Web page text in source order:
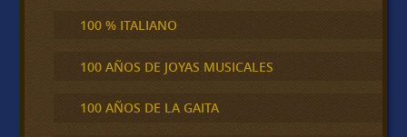
100 % ITALIANO
100 AÑOS DE JOYAS MUSICALES
100 AÑOS DE LA GAITA